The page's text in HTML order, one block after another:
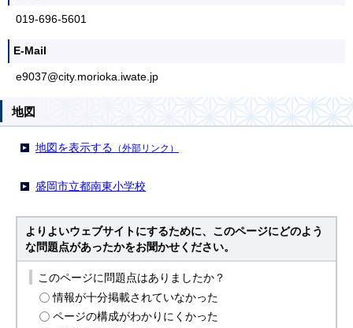
019-696-5601
E-Mail
e9037@city.morioka.iwate.jp
地図
地図を表示する （外部リンク）
盛岡市立都南東小学校
よりよいウェブサイトにするために、このページにどのよう
な問題点があったかをお聞かせください。
このページに問題点はありましたか？
情報が十分掲載されていなかった
ページの構成がわかりにくかった